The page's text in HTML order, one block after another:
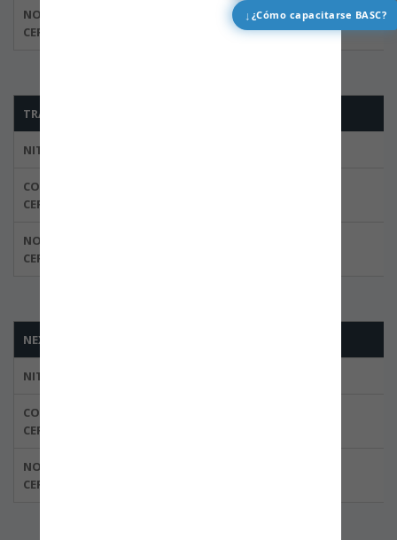
↓ ¿Cómo capacitarse BASC?
NORMA
CERTIFICADA
ISO 28000:2007
TRANSPORTES ALEX LTDA
NIT
CODIGO DEL
CERTIFICADO
NORMA
CERTIFICADA
NEXOS CARGO LTDA
NIT
CODIGO DEL
CERTIFICADO
NORMA
CERTIFICADA